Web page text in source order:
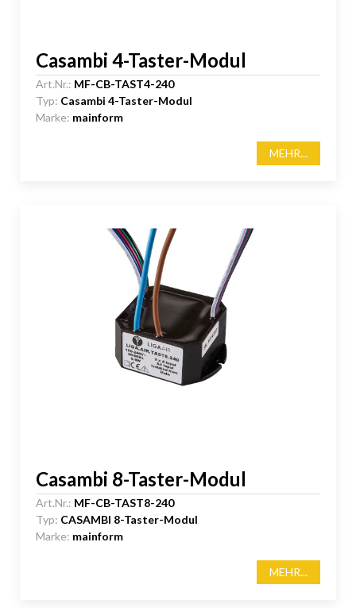
Casambi 4-Taster-Modul
Art.Nr.: MF-CB-TAST4-240
Typ: Casambi 4-Taster-Modul
Marke: mainform
MEHR...
Casambi 8-Taster-Modul
Art.Nr.: MF-CB-TAST8-240
Typ: CASAMBI 8-Taster-Modul
Marke: mainform
MEHR...